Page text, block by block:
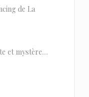
de La
et mystère…